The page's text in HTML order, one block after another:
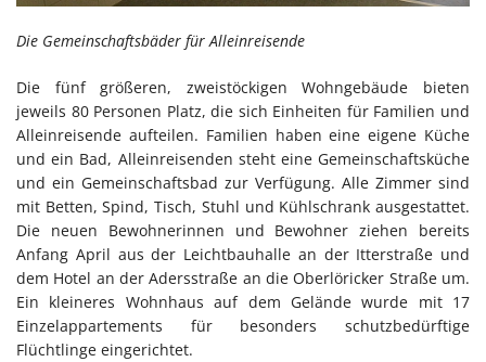
Die Gemeinschaftsbäder für Alleinreisende
Die fünf größeren, zweistöckigen Wohngebäude bieten
jeweils 80 Personen Platz, die sich Einheiten für Familien und
Alleinreisende aufteilen. Familien haben eine eigene Küche
und ein Bad, Alleinreisenden steht eine Gemeinschaftsküche
und ein Gemeinschaftsbad zur Verfügung. Alle Zimmer sind
mit Betten, Spind, Tisch, Stuhl und Kühlschrank ausgestattet.
Die neuen Bewohnerinnen und Bewohner ziehen bereits
Anfang April aus der Leichtbauhalle an der Itterstraße und
dem Hotel an der Adersstraße an die Oberlöricker Straße um.
Ein kleineres Wohnhaus auf dem Gelände wurde mit 17
Einzelappartements für besonders schutzbedürftige
Flüchtlinge eingerichtet.